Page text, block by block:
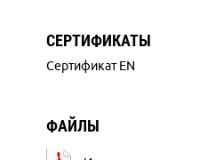
СЕРТИФИКАТЫ
Сертификат EN
ФАЙЛЫ